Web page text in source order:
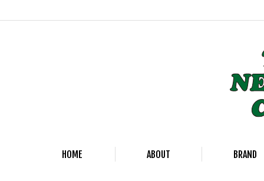
HOME ABOUT BRAND